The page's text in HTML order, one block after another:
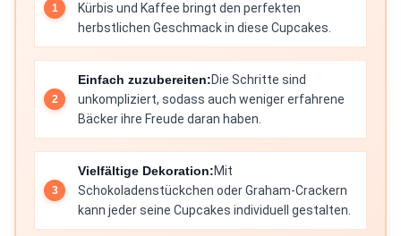
Kürbis und Kaffee bringt den perfekten
herbstlichen Geschmack in diese Cupcakes.
Einfach zuzubereiten:Die Schritte sind
unkompliziert, sodass auch weniger erfahrene
Bäcker ihre Freude daran haben.
Vielfältige Dekoration:Mit
Schokoladenstückchen oder Graham-Crackern
kann jeder seine Cupcakes individuell gestalten.